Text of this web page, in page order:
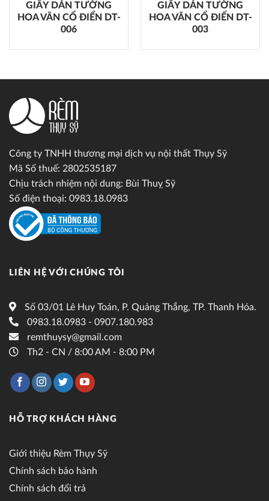
GIẤY DÁN TƯỜNG
HOA VĂN CỔ ĐIỂN DT-
006
GIẤY DÁN TƯỜNG
HOA VĂN CỔ ĐIỂN DT-
003
Công ty TNHH thương mại dịch vụ nội thất Thụy Sỹ
Mã Số thuế: 2802535187
Chịu trách nhiệm nội dung: Bùi Thuỵ Sỹ
Số điện thoại: 0983.18.0983
LIÊN HỆ VỚI CHÚNG TÔI
Số 03/01 Lê Huy Toán, P. Quảng Thắng, TP. Thanh Hóa.
0983.18.0983 - 0907.180.983
remthuysy@gmail.com
Th2 - CN / 8:00 AM - 8:00 PM
HỖ TRỢ KHÁCH HÀNG
Giới thiệu Rèm Thụy Sỹ
Chính sách bảo hành
Chính sách đổi trả